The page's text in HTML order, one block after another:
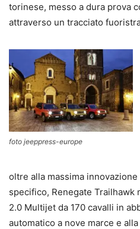
torinese, messo a dura prova
attraverso un tracciato
foto jeeppress-europe
oltre alla massima
specifico, Renegate
2.0 Multijet da 170 cavalli in
automatico a nove marce e